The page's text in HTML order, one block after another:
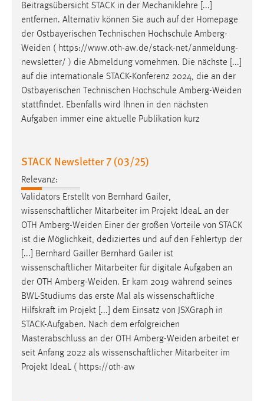
Beitragsübersicht STACK in der Mechaniklehre [...]
entfernen. Alternativ können Sie auch auf der Homepage
der Ostbayerischen Technischen Hochschule Amberg-
Weiden ( https://www.oth-aw.de/stack-net/anmeldung-
newsletter/ ) die Abmeldung vornehmen. Die nächste [...]
auf die internationale STACK-Konferenz 2024, die an der
Ostbayerischen Technischen Hochschule Amberg-Weiden
stattfindet. Ebenfalls wird Ihnen in den nächsten
Aufgaben immer eine aktuelle Publikation kurz
STACK Newsletter 7 (03/25)
Relevanz:
Validators Erstellt von Bernhard Gailer,
wissenschaftlicher Mitarbeiter im Projekt IdeaL an der
OTH Amberg-Weiden Einer der großen Vorteile von STACK
ist die Möglichkeit, dediziertes und auf den Fehlertyp der
[...] Bernhard Gailler Bernhard Gailer ist
wissenschaftlicher Mitarbeiter für digitale Aufgaben an
der OTH Amberg-Weiden. Er kam 2019 während seines
BWL-Studiums das erste Mal als wissenschaftliche
Hilfskraft im Projekt [...] dem Einsatz von JSXGraph in
STACK-Aufgaben. Nach dem erfolgreichen
Masterabschluss an der OTH Amberg-Weiden arbeitet er
seit Anfang 2022 als wissenschaftlicher Mitarbeiter im
Projekt IdeaL ( https://oth-aw
EXTERNE MEDIEN
Um Inhalte von Videoplattformen und Social Media
Plattformen anzeigen zu können, werden von diesen
externen Medien Cookies gesetzt.
YouTube
Vimeo